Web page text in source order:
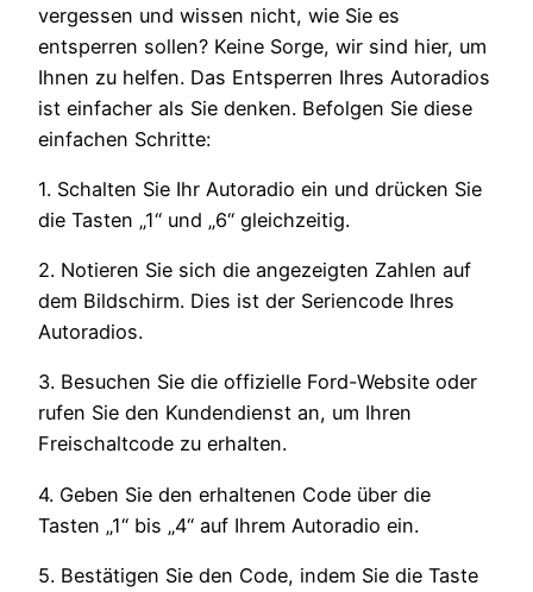
vergessen und wissen nicht, wie Sie es
entsperren sollen? Keine Sorge, wir sind hier, um
Ihnen zu helfen. Das Entsperren Ihres Autoradios
ist einfacher als Sie denken. Befolgen Sie diese
einfachen Schritte:
1. Schalten Sie Ihr Autoradio ein und drücken Sie
die Tasten „1“ und „6“ gleichzeitig.
2. Notieren Sie sich die angezeigten Zahlen auf
dem Bildschirm. Dies ist der Seriencode Ihres
Autoradios.
3. Besuchen Sie die offizielle Ford-Website oder
rufen Sie den Kundendienst an, um Ihren
Freischaltcode zu erhalten.
4. Geben Sie den erhaltenen Code über die
Tasten „1“ bis „4“ auf Ihrem Autoradio ein.
5. Bestätigen Sie den Code, indem Sie die Taste